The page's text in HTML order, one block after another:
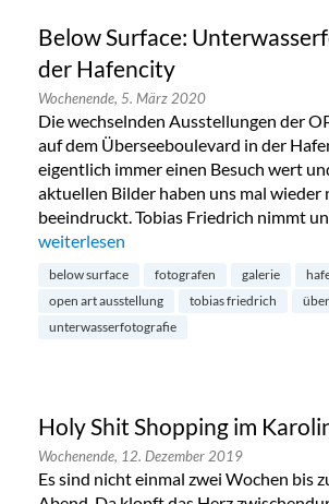
Below Surface:
der Hafencity
Wochenende, 5. März 2020
Die wechselnden Ausstellungen der
auf dem Überseeboulevard in der
eigentlich immer einen Besuch wert
aktuellen Bilder haben uns mal wieder
beeindruckt. Tobias Friedrich nimmt
„Below Surface: Unterwasserfotografie
weiterlesen
below surface fotografen galerie
open art ausstellung
tobias friedrich
unterwasserfotografie
Holy Shit Shopping im
Wochenende, 12. Dezember 2019
Es sind nicht einmal zwei Wochen bis